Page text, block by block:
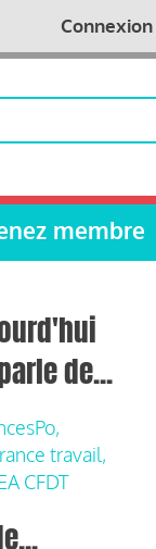
Connexion
membre
de...
travail,
CFDT